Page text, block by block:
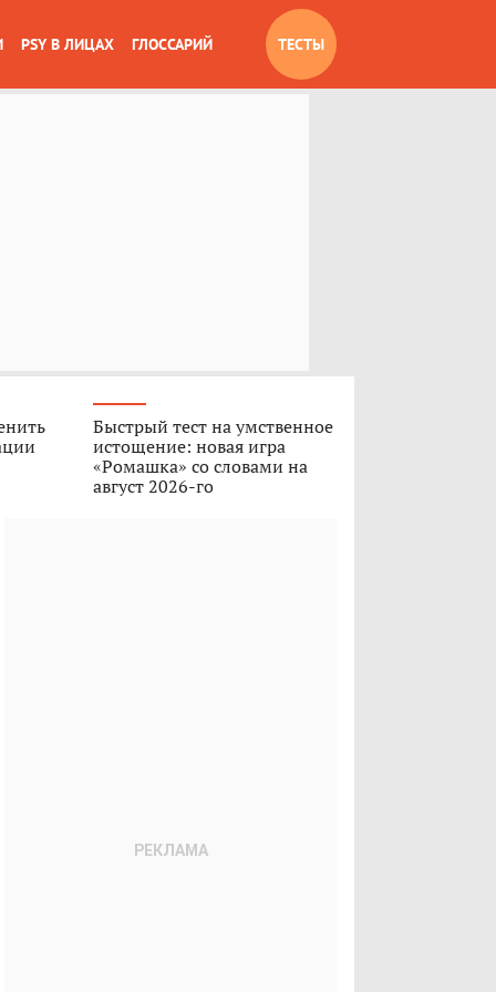
PSY В ЛИЦАХ ГЛОССАРИЙ ТЕСТЫ
Быстрый тест на умственное
истощение: новая игра
«Ромашка» со словами на
август 2026-го